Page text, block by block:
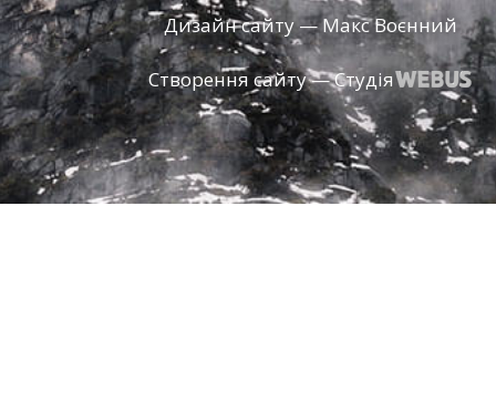
Дизайн сайту — Макс Воєнний
Створення сайту — Студія